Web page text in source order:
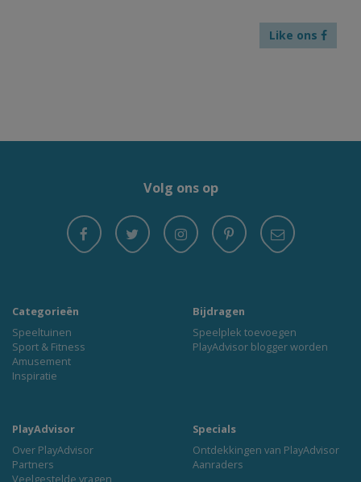
Like ons
Volg ons op
Categorieën
Speeltuinen
Sport & Fitness
Amusement
Inspiratie
Bijdragen
Speelplek toevoegen
PlayAdvisor blogger worden
PlayAdvisor
Over PlayAdvisor
Partners
Veelgestelde vragen
Specials
Ontdekkingen van PlayAdvisor
Aanraders